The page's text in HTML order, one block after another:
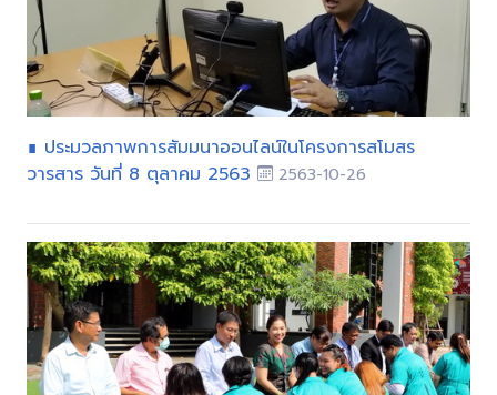
∎ ประมวลภาพการสัมมนาออนไลน์ในโครงการสโมสร
วารสาร วันที่ 8 ตุลาคม 2563
2563-10-26